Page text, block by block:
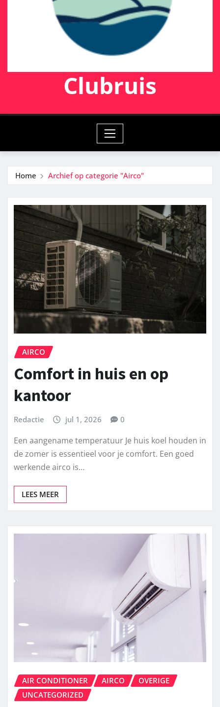
Clubruis
Home Archief op categorie "Airco"
AIRCO
Comfort in huis en op
kantoor
Redactie jul 1, 2026 0
Een aangename temperatuur Je huis koel houden in
de zomer is essentieel voor je comfort. Een goed
werkende airco is…
LEES MEER
AIR CONDITIONER AIRCO
OVERIGE
UNCATEGORIZED